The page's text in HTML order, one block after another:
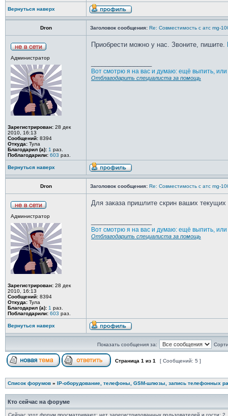
Вернуться наверх
Dron Заголовок сообщения: Re: Совместимость с атс mg-
Администратор
Зарегистрирован: 28 дек
2010, 16:13
Сообщений: 8394
Откуда: Тула
Благодарил (а): 1 раз.
Поблагодарили: 603 раз.
Приобрести можно у нас. Звоните, пишите.
Вот смотрю я на вас и думаю: ещё выпить,
Отблагодарить специалиста за помощь
Вернуться наверх
Dron Заголовок сообщения: Re: Совместимость с атс mg-
Администратор
Зарегистрирован: 28 дек
2010, 16:13
Сообщений: 8394
Откуда: Тула
Благодарил (а): 1 раз.
Поблагодарили: 603 раз.
Для заказа пришлите скрин ваших
Вот смотрю я на вас и думаю: ещё выпить,
Отблагодарить специалиста за помощь
Вернуться наверх
Показать сообщения за:
Страница 1 из 1 [ Сообщений: 5 ]
Список форумов » IP-оборудование, телефоны, GSM-шлюзы, запись телефонных
Кто сейчас на форуме
Сейчас этот форум просматривают: нет зарегистрированных пользователей и гости: 2